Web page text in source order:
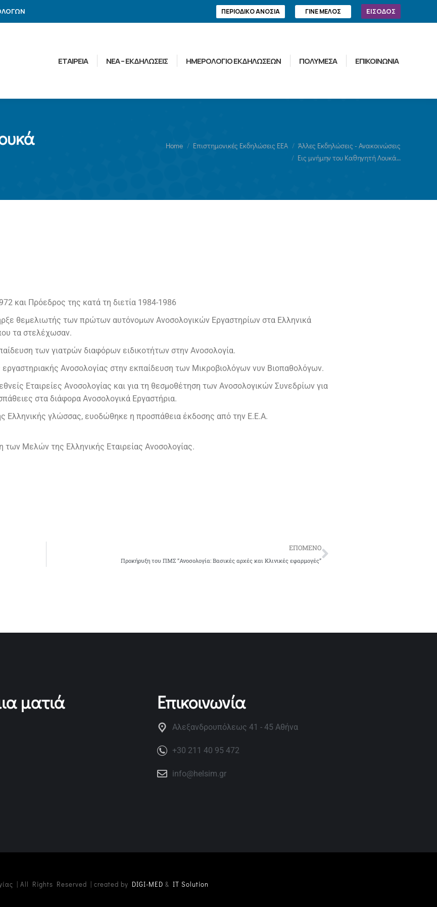
ΠΕΡΙΟΔΙΚΟ ΑΝΟΣΙΑ ΓΙΝΕ ΜΕΛΟΣ ΕΙΣΟΔΟΣ
ΕΤΑΙΡΕΙΑ ΝΕΑ – ΕΚΔΗΛΩΣΕΙΣ ΗΜΕΡΟΛΟΓΙΟ ΕΚΔΗΛΩΣΕΩΝ ΠΟΛΥΜΕΣΑ ΕΠΙΚΟΙΝΩΝΙΑ
Home Επιστημονικές Εκδηλώσεις ΕΕΑ
Άλλες Εκδηλώσεις - Ανακοινώσεις
Εις μνήμην του Καθηγητή Λουκά…
και Πρόεδρος της κατά τη διετία 1984-1986
θεμελιωτής των πρώτων αυτόνομων Ανοσολογικών Εργαστηρίων στα Ελληνικά
τα στελέχωσαν.
των γιατρών διαφόρων ειδικοτήτων στην Ανοσολογία.
Ανοσολογίας στην εκπαίδευση των Μικροβιολόγων νυν Βιοπαθολόγων.
Εταιρείες Ανοσολογίας και για τη θεσμοθέτηση των Ανοσολογικών Συνεδρίων για
στα διάφορα Ανοσολογικά Εργαστήρια.
Ελληνικής γλώσσας, ευοδώθηκε η προσπάθεια έκδοσης από την Ε.Ε.Α.
Μελών της Ελληνικής Εταιρείας Ανοσολογίας.
ΕΠΟΜΕΝΟ
Προκήρυξη του ΠΜΣ “Ανοσολογία: Βασικές αρχές και Κλινικές εφαρμογές”
ματιά Επικοινωνία
Αλεξανδρουπόλεως 41 - 45 Αθήνα
+30 211 40 95 472
info@helsim.gr
| All Rights Reserved | created by DIGI-MED & IT Solution